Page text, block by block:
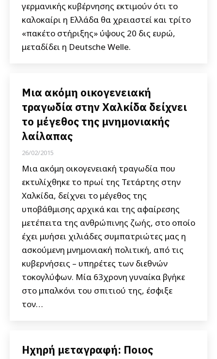
γερμανικής κυβέρνησης εκτιμούν ότι το
καλοκαίρι η Ελλάδα θα χρειαστεί και τρίτο
«πακέτο στήριξης» ύψους 20 δις ευρώ,
μεταδίδει η Deutsche Welle.
Μια ακόμη οικογενειακή
τραγωδία στην Χαλκίδα δείχνει
το μέγεθος της μνημονιακής
λαίλαπας
26/02/2015
Μια ακόμη οικογενειακή τραγωδία που
εκτυλίχθηκε το πρωί της Τετάρτης στην
Χαλκίδα, δείχνει το μέγεθος της
υποβάθμισης αρχικά και της αφαίρεσης
μετέπειτα της ανθρώπινης ζωής, στο οποίο
έχει μυήσει χιλιάδες συμπατριώτες μας η
ασκούμενη μνημονιακή πολιτική, από τις
κυβερνήσεις – υπηρέτες των διεθνών
τοκογλύφων. Μία 63χρονη γυναίκα βγήκε
στο μπαλκόνι του σπιτιού της, έσφιξε
τον…
Ηχηρή μεταγραφή: Ποιος